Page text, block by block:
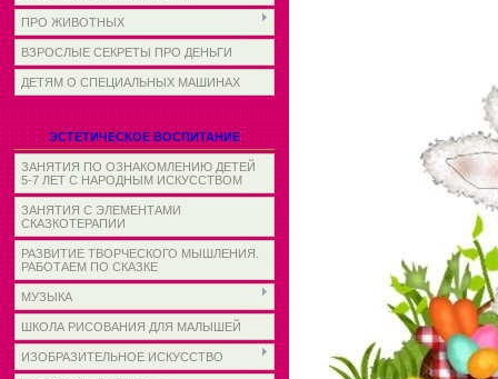
ПРО ЖИВОТНЫХ
ВЗРОСЛЫЕ СЕКРЕТЫ ПРО ДЕНЬГИ
ДЕТЯМ О СПЕЦИАЛЬНЫХ МАШИНАХ
ЭСТЕТИЧЕСКОЕ ВОСПИТАНИЕ
ЗАНЯТИЯ ПО ОЗНАКОМЛЕНИЮ ДЕТЕЙ
5-7 ЛЕТ С НАРОДНЫМ ИСКУССТВОМ
ЗАНЯТИЯ С ЭЛЕМЕНТАМИ
СКАЗКОТЕРАПИИ
РАЗВИТИЕ ТВОРЧЕСКОГО МЫШЛЕНИЯ.
РАБОТАЕМ ПО СКАЗКЕ
МУЗЫКА
ШКОЛА РИСОВАНИЯ ДЛЯ МАЛЫШЕЙ
ИЗОБРАЗИТЕЛЬНОЕ ИСКУССТВО